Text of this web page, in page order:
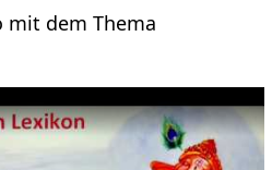
mit dem Thema